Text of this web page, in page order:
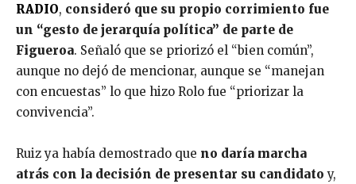
RADIO, consideró que su propio corrimiento fue
un “gesto de jerarquía política” de parte de
Figueroa. Señaló que se priorizó el “bien común”,
aunque no dejó de mencionar, aunque se “manejan
con encuestas” lo que hizo Rolo fue “priorizar la
convivencia”.
Ruiz ya había demostrado que no daría marcha
atrás con la decisión de presentar su candidato y,